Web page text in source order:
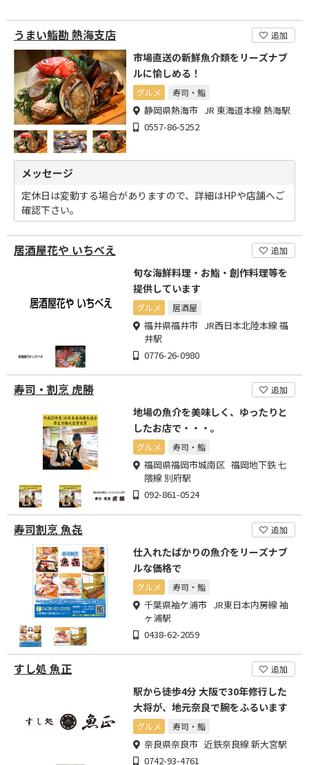
うまい鮨勘 熱海支店 追加
市場直送の新鮮魚介類をリーズナブ
ルに愉しめる！
グルメ 寿司・鮨
静岡県熱海市 JR 東海道本線 熱海駅
0557-86-5252
メッセージ
定休日は変動する場合がありますので、詳細はHPや店舗へご
確認下さい。
居酒屋花や いちべえ 追加
旬な海鮮料理・お鮨・創作料理等を
提供しています
グルメ 居酒屋
福井県福井市 JR西日本北陸本線 福
井駅
0776-26-0980
寿司・割烹 虎勝 追加
地場の魚介を美味しく、ゆったりと
したお店で・・・。
グルメ 寿司・鮨
福岡県福岡市城南区 福岡地下鉄 七
隈線 別府駅
092-861-0524
寿司割烹 魚㐂 追加
仕入れたばかりの魚介をリーズナブ
ルな価格で
グルメ 寿司・鮨
千葉県袖ケ浦市 JR東日本内房線 袖
ヶ浦駅
0438-62-2059
すし処 魚正 追加
駅から徒歩4分 大阪で30年修行した
大将が、地元奈良で腕をふるいます
グルメ 寿司・鮨
奈良県奈良市 近鉄奈良線 新大宮駅
0742-93-4761